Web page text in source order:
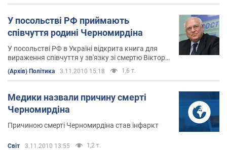
У посольстві РФ приймають
співчуття родині Черномирдіна
У посольстві РФ в Україні відкрита книга для
вираження співчуття у зв'язку зі смертю Віктора
Черномирдіна
(Архів) Політика 3.11.2010 15:18 1,6 т.
Медики назвали причину смерті
Черномирдіна
Причиною смерті Черномирдіна став інфаркт
Світ 3.11.2010 13:55 1,2 т.